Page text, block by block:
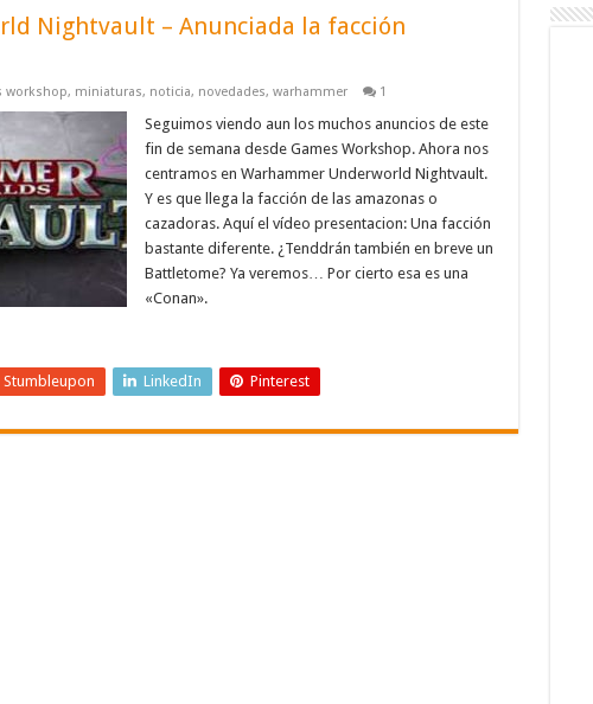
Nightvault – Anunciada la facción
workshop, miniaturas, noticia, novedades, warhammer 1
Seguimos viendo aun los muchos anuncios de este
fin de semana desde Games Workshop. Ahora nos
centramos en Warhammer Underworld Nightvault.
Y es que llega la facción de las amazonas o
cazadoras. Aquí el vídeo presentacion: Una facción
bastante diferente. ¿Tenddrán también en breve un
Battletome? Ya veremos… Por cierto esa es una
«Conan».
Stumbleupon LinkedIn Pinterest